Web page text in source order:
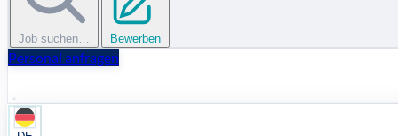
Job suchen… Bewerben
Personal anfragen